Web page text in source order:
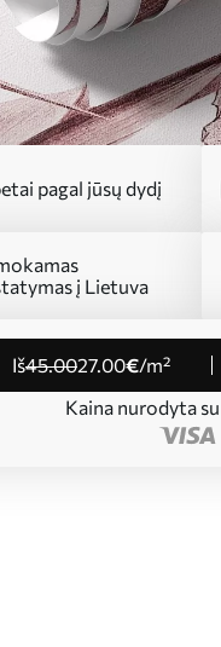
pagal jūsų dydį
į Lietuva
iš45.0027.00€/m²
Kaina nurodyta su